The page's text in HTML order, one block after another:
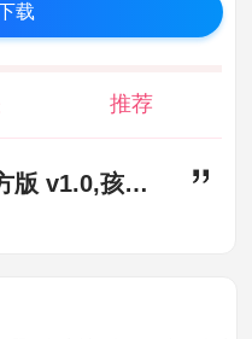
载
推荐
孩子王精选app官方版 v1.0,孩子王精选app下载,孩子王精选app官方版